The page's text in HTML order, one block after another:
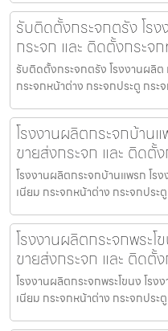
รับติดตั้งกระจกตรัง โร
กระจก และ ติดตั้งกระจ
รับติดตั้งกระจกตรัง โรงงานผลิต
กระจกหน้าต่าง กระจกประตู กร
โรงงานผลิตกระจกบ้าน
ขายส่งกระจก และ ติดตั้
โรงงานผลิตกระจกบ้านแพรก โร
เนียม กระจกหน้าต่าง กระจกปร
โรงงานผลิตกระจกพระโ
ขายส่งกระจก และ ติดตั้
โรงงานผลิตกระจกพระโขนง โร
เนียม กระจกหน้าต่าง กระจกปร